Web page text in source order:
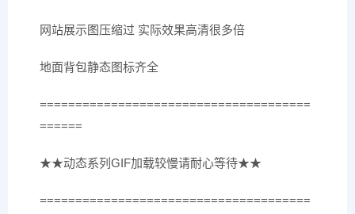
网站展示图压缩过 实际效果高清很多倍
地面背包静态图标齐全
======================================
======
★★动态系列GIF加载较慢请耐心等待★★
======================================